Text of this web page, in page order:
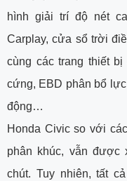
hình giải trí độ nét
Carplay, cửa sổ trời
cùng các trang thiết
cứng, EBD phân bổ
động…
Honda Civic so với
phân khúc, vẫn được
chút. Tuy nhiên, tất